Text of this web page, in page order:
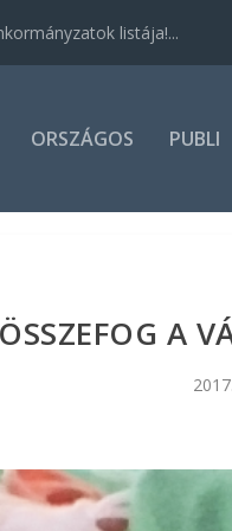
listája!...
ORSZÁGOS PUBLI
ÖSSZEFOG A